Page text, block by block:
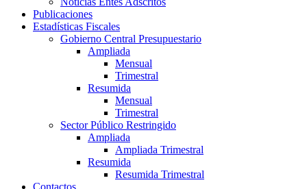
Publicaciones
Estadísticas Fiscales
Gobierno Central Presupuestario
Ampliada
Mensual
Trimestral
Resumida
Mensual
Trimestral
Sector Público Restringido
Ampliada
Ampliada Trimestral
Resumida
Resumida Trimestral
Contactos